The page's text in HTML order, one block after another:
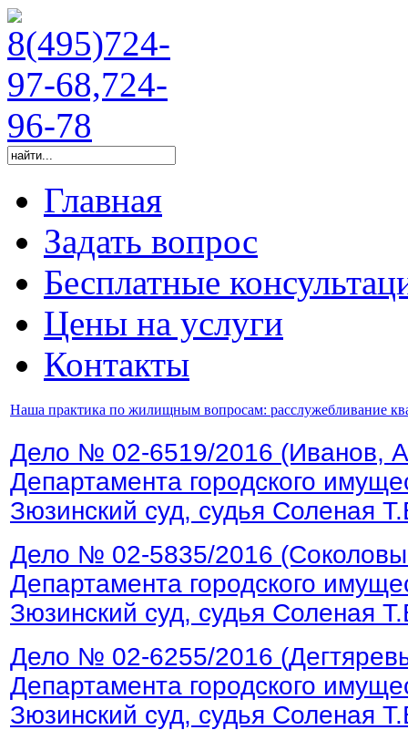
Главная
Задать вопрос
Бесплатные
Цены на услуги
Контакты
Наша практика по жилищным вопросам: расслужебливание
Дело № 02-6519/2016 (Иванов,
Департамента городского
Зюзинский суд, судья Соленая
Дело № 02-5835/2016 (Соколовы
Департамента городского
Зюзинский суд, судья Соленая
Дело № 02-6255/2016
Департамента городского
Зюзинский суд, судья Соленая